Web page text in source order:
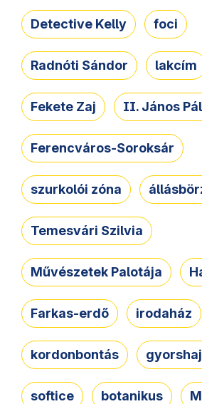
Detective Kelly foci
Radnóti Sándor lakcím
Fekete Zaj II. János
Ferencváros-Soroksár
szurkolói zóna
Temesvári Szilvia
Művészetek Palotája
Farkas-erdő irodaház
kordonbontás
softice botanikus